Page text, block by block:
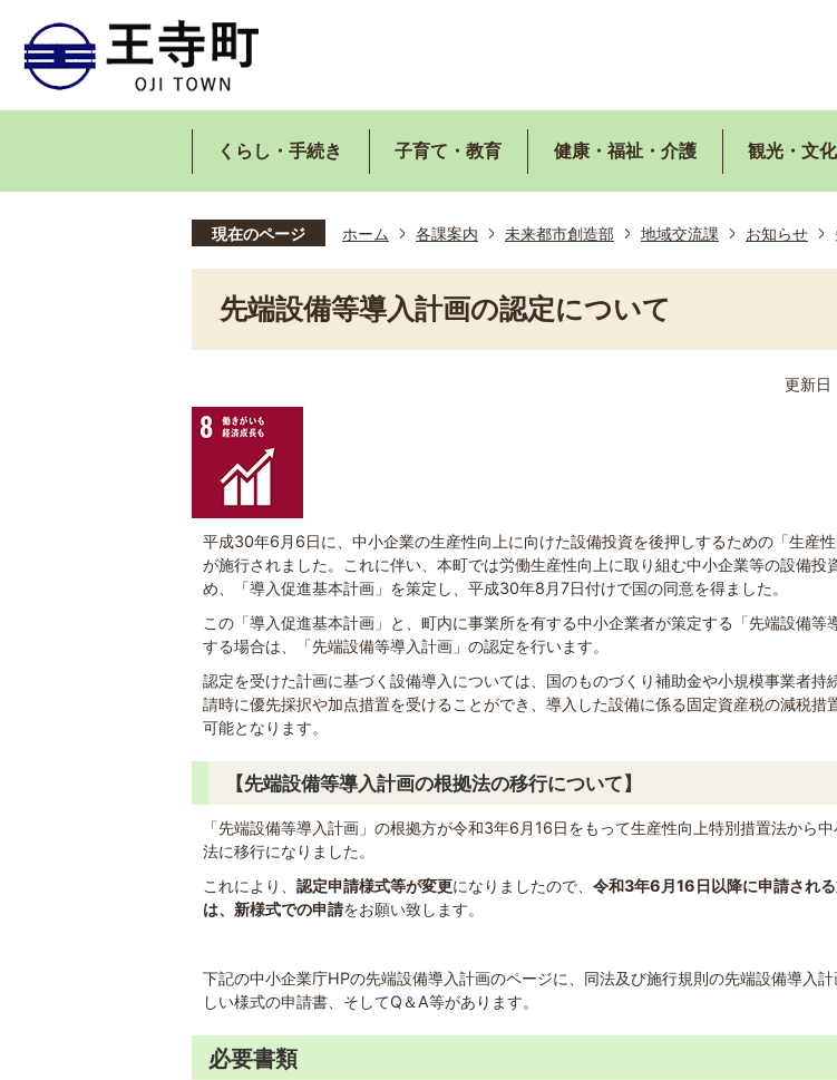
くらし・手続き 子育て・教育 健康・福祉・介護 観光・文
現在のページ ホーム 各課案内 未来都市創造部 地域交流課 お知らせ
先端設備等導入計画の認定について
更新日
平成30年6月6日に、中小企業の生産性向上に向けた設備投資を後押しするための「生産性
が施行されました。これに伴い、本町では労働生産性向上に取り組む中小企業等の設備投
め、「導入促進基本計画」を策定し、平成30年8月7日付けで国の同意を得ました。
この「導入促進基本計画」と、町内に事業所を有する中小企業者が策定する「先端設備等
する場合は、「先端設備等導入計画」の認定を行います。
認定を受けた計画に基づく設備導入については、国のものづくり補助金や小規模事業者持
請時に優先採択や加点措置を受けることができ、導入した設備に係る固定資産税の減税措
可能となります。
【先端設備等導入計画の根拠法の移行について】
「先端設備等導入計画」の根拠方が令和3年6月16日をもって生産性向上特別措置法から
法に移行になりました。
これにより、 認定申請様式等が変更になりましたので、 令和3年6月16日以降に申請され
は、新様式での申請をお願い致します。
下記の中小企業庁HPの先端設備導入計画のページに、同法及び施行規則の先端設備導入
しい様式の申請書、そしてQ＆A等があります。
必要書類